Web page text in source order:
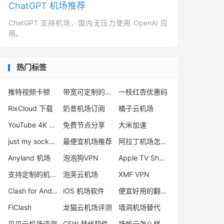
ChatGPT 机场推荐
ChatGPT 支持机场，国内无压力使用 OpenAI 应
用。
热门标签
推特视频卡顿 带宽可定制的机场
一枝红杏优惠码
RixCloud 下载
奶昔机场订阅
橘子云机场
YouTube 4K 机场推荐
免费节点分享
大米加速
just my socks被封
最便宜机场推荐
阿拉丁机场怎么样
Anyland 机场
泡泡狗VPN
Apple TV Shadowrocket
支持定制的机场推荐
泡芙云机场
XMF VPN
Clash for Android 官网
iOS 机场软件
便宜好用的翻墙梯子
FlClash
龙猫云机场评测
墙洞机场替代